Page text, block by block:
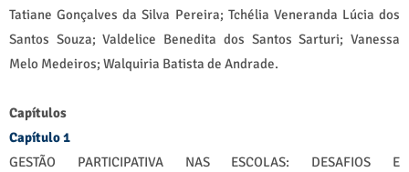
Tatiane Gonçalves da Silva Pereira; Tchélia Veneranda Lúcia dos
Santos Souza; Valdelice Benedita dos Santos Sarturi; Vanessa
Melo Medeiros; Walquiria Batista de Andrade.
Capítulos
Capítulo 1
GESTÃO PARTICIPATIVA NAS ESCOLAS: DESAFIOS E